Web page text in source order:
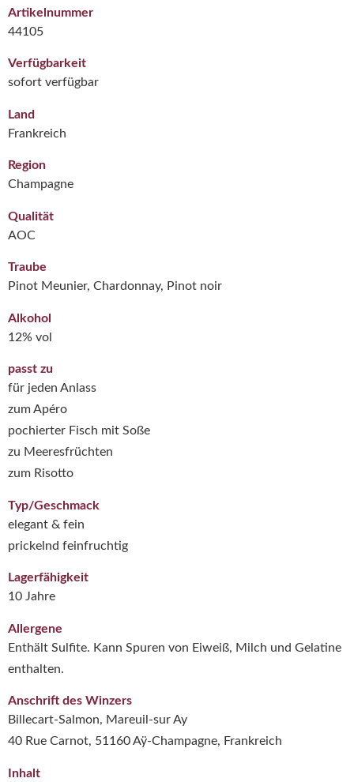
Artikelnummer
44105
Verfügbarkeit
sofort verfügbar
Land
Frankreich
Region
Champagne
Qualität
AOC
Traube
Pinot Meunier, Chardonnay, Pinot noir
Alkohol
12% vol
passt zu
für jeden Anlass
zum Apéro
pochierter Fisch mit Soße
zu Meeresfrüchten
zum Risotto
Typ/Geschmack
elegant & fein
prickelnd feinfruchtig
Lagerfähigkeit
10 Jahre
Allergene
Enthält Sulfite. Kann Spuren von Eiweiß, Milch und Gelatine
enthalten.
Anschrift des Winzers
Billecart-Salmon, Mareuil-sur Ay
40 Rue Carnot, 51160 Aÿ-Champagne, Frankreich
Inhalt